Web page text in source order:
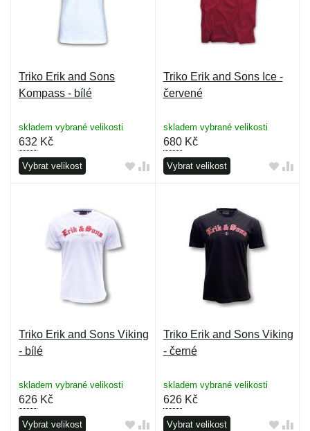
Triko Erik and Sons
Kompass - bílé
skladem vybrané velikosti
632 Kč
Vybrat velikost
Triko Erik and Sons Ice -
červené
skladem vybrané velikosti
680Kč
Vybrat velikost
Triko Erik and Sons Viking
- bílé
skladem vybrané velikosti
626 Kč
Vybrat velikost
Triko Erik and Sons Viking
- černé
skladem vybrané velikosti
626Kč
Vybrat velikost